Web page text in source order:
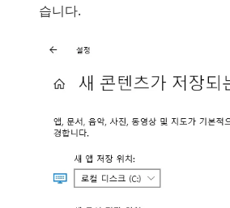
습니다.